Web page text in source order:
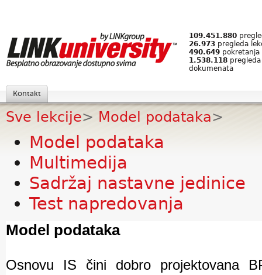
109.451.880
26.973 pregleda
490.649 pokretanja
1.538.118
dokumenata
Kontakt
Sve lekcije> Model podataka>
Model podataka
Multimedija
Sadržaj nastavne jedinice
Test napredovanja
Model podataka
Osnovu IS čini dobro projektovana